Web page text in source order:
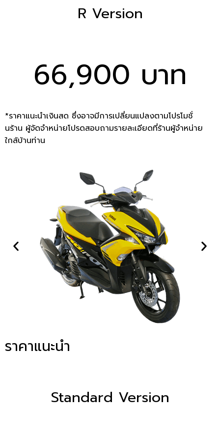
R Version
66,900 บาท
*ราคาแนะนำเงินสด ซึ่งอาจมีการเปลี่ยนแปลงตามโปรโมชั่
นร้าน ผู้จัดจำหน่ายโปรดสอบถามรายละเอียดที่ร้านผู้จำหน่าย
ใกล้บ้านท่าน
ราคาแนะนำ
Standard Version